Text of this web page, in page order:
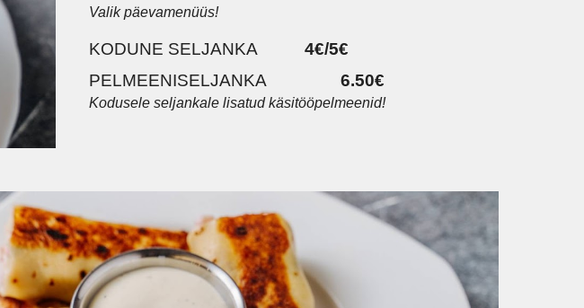
Valik päevamenüüs!
KODUNE SELJANKA
4€/5€
PELMEENISELJANKA
6.50€
Kodusele seljankale lisatud käsitööpelmeenid!